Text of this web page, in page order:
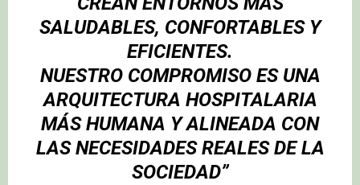
SALUDABLES, CONFORTABLES Y
EFICIENTES.
NUESTRO COMPROMISO ES UNA
ARQUITECTURA HOSPITALARIA
MÁS HUMANA Y ALINEADA CON
LAS NECESIDADES REALES DE LA
SOCIEDAD”